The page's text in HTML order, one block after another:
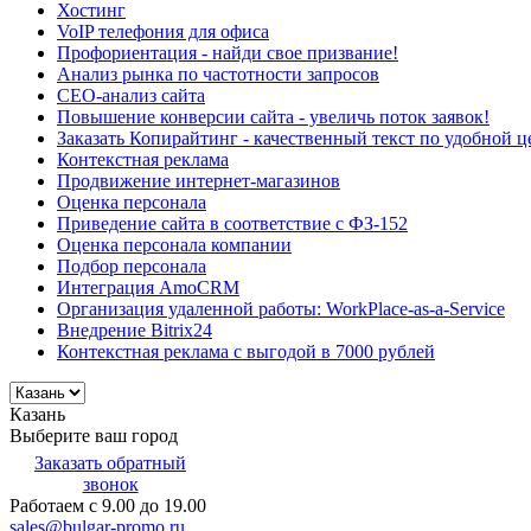
Хостинг
VoIP телефония для офиса
Профориентация - найди свое призвание!
Анализ рынка по частотности запросов
СЕО-анализ сайта
Повышение конверсии сайта - увеличь поток заявок!
Заказать Копирайтинг - качественный текст по удобной
Контекстная реклама
Продвижение интернет-магазинов
Оценка персонала
Приведение сайта в соответствие с ФЗ-152
Оценка персонала компании
Подбор персонала
Интеграция AmoCRM
Организация удаленной работы: WorkPlace-as-a-Service
Внедрение Bitrix24
Контекстная реклама с выгодой в 7000 рублей
Казань
Выберите ваш город
Заказать обратный
звонок
Работаем с 9.00 до 19.00
sales@bulgar-promo.ru